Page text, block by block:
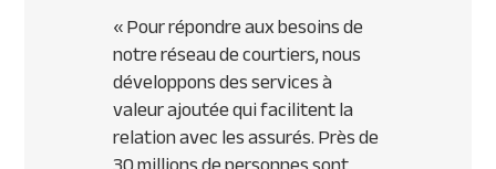
«Pour répondre aux besoins de
notre réseau de courtiers, nous
développons des services à
valeur ajoutée qui facilitent la
relation avec les assurés. Près de